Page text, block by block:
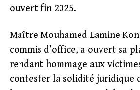
ouvert fin 2025.
Maître Mouhamed Lamine
commis d’office, a ouvert sa
rendant hommage aux
contester la solidité juridique